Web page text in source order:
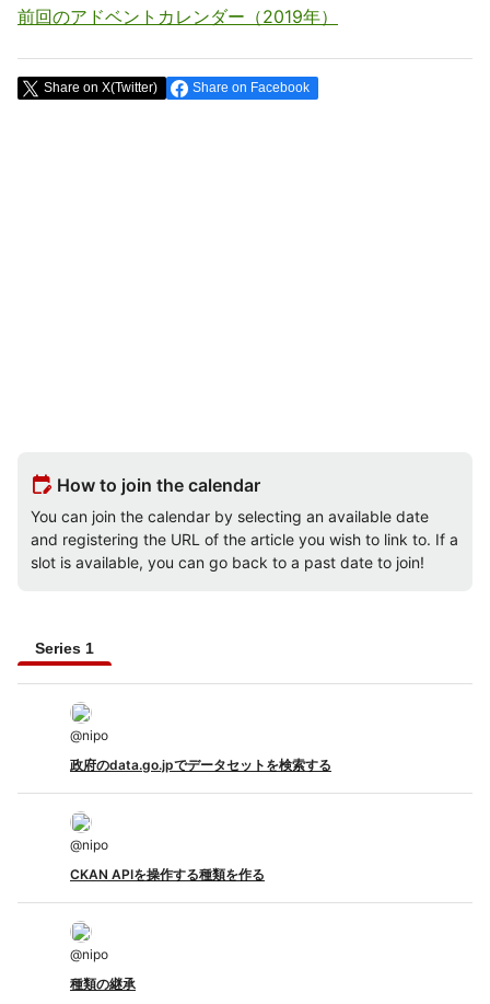
前回のアドベントカレンダー（2019年）
Share on X(Twitter) Share on Facebook
edit_calendar How to join the calendar
You can join the calendar by selecting an available date
and registering the URL of the article you wish to link to. If a
slot is available, you can go back to a past date to join!
Series 1
@nipo
政府のdata.go.jpでデータセットを検索する
@nipo
CKAN APIを操作する種類を作る
@nipo
種類の継承